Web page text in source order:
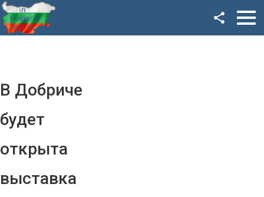
В Добриче
будет
открыта
выставка